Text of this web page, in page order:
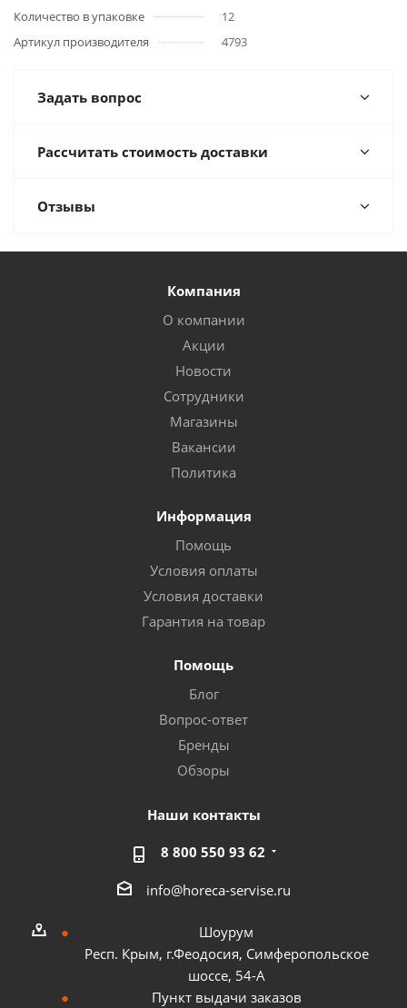
Количество в упаковке
12
Артикул производителя
4793
Задать вопрос
Рассчитать стоимость доставки
Отзывы
Компания
О компании
Акции
Новости
Сотрудники
Магазины
Вакансии
Политика
Информация
Помощь
Условия оплаты
Условия доставки
Гарантия на товар
Помощь
Блог
Вопрос-ответ
Бренды
Обзоры
Наши контакты
8 800 550 93 62
info@horeca-servise.ru
Шоурум
Респ. Крым, г.Феодосия, Симферопольское
шоссе, 54-А
Пункт выдачи заказов